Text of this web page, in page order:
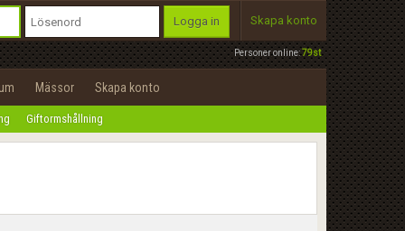
Personer online:79st
Logga in Skapa konto
Mässor Skapa konto
Giftormshållning